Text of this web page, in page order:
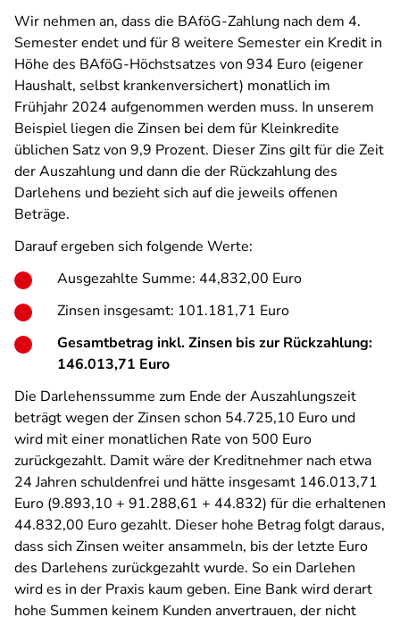
Wir nehmen an, dass die BAföG-Zahlung nach dem 4.
Semester endet und für 8 weitere Semester ein Kredit in
Höhe des BAföG-Höchstsatzes von 934 Euro (eigener
Haushalt, selbst krankenversichert) monatlich im
Frühjahr 2024 aufgenommen werden muss. In unserem
Beispiel liegen die Zinsen bei dem für Kleinkredite
üblichen Satz von 9,9 Prozent. Dieser Zins gilt für die Zeit
der Auszahlung und dann die der Rückzahlung des
Darlehens und bezieht sich auf die jeweils offenen
Beträge.
Darauf ergeben sich folgende Werte:
Ausgezahlte Summe: 44,832,00 Euro
Zinsen insgesamt: 101.181,71 Euro
Gesamtbetrag inkl. Zinsen bis zur Rückzahlung:
146.013,71 Euro
Die Darlehenssumme zum Ende der Auszahlungszeit
beträgt wegen der Zinsen schon 54.725,10 Euro und
wird mit einer monatlichen Rate von 500 Euro
zurückgezahlt. Damit wäre der Kreditnehmer nach etwa
24 Jahren schuldenfrei und hätte insgesamt 146.013,71
Euro (9.893,10 + 91.288,61 + 44.832) für die erhaltenen
44.832,00 Euro gezahlt. Dieser hohe Betrag folgt daraus,
dass sich Zinsen weiter ansammeln, bis der letzte Euro
des Darlehens zurückgezahlt wurde. So ein Darlehen
wird es in der Praxis kaum geben. Eine Bank wird derart
hohe Summen keinem Kunden anvertrauen, der nicht